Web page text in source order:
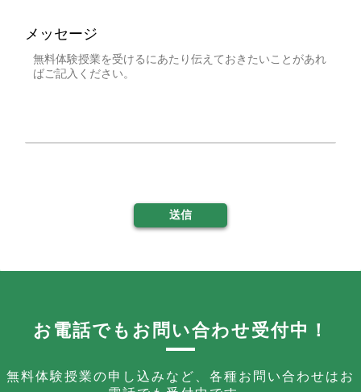
メッセージ
送信
お電話でもお問い合わせ受付中！
無料体験授業の申し込みなど、各種お問い合わせはお